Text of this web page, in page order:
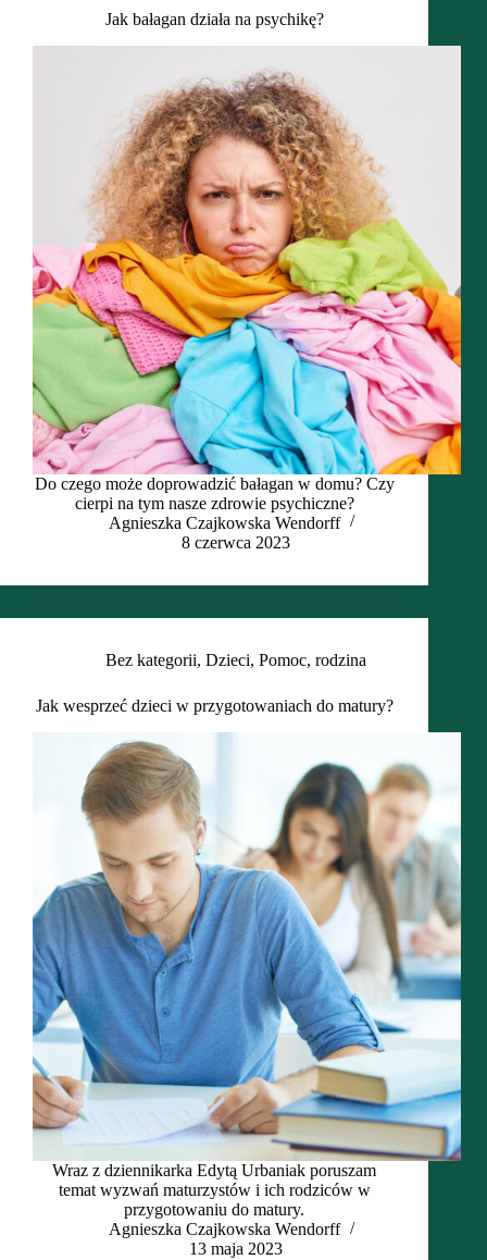
Jak bałagan działa na psychikę?
Do czego może doprowadzić bałagan w domu? Czy
cierpi na tym nasze zdrowie psychiczne?
Agnieszka Czajkowska Wendorff
8 czerwca 2023
Bez kategorii,Dzieci,Pomoc,rodzina
Jak wesprzeć dzieci w przygotowaniach do matury?
Wraz z dziennikarka Edytą Urbaniak poruszam
temat wyzwań maturzystów i ich rodziców w
przygotowaniu do matury.
Agnieszka Czajkowska Wendorff
13 maja 2023